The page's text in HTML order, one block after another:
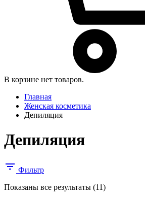
В корзине нет товаров.
Главная
Женская косметика
Депиляция
Депиляция
Фильтр
Показаны все результаты (11)Сортировка: